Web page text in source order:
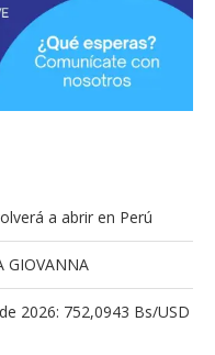
a abrir en Perú
GIOVANNA
2026: 752,0943 Bs/USD